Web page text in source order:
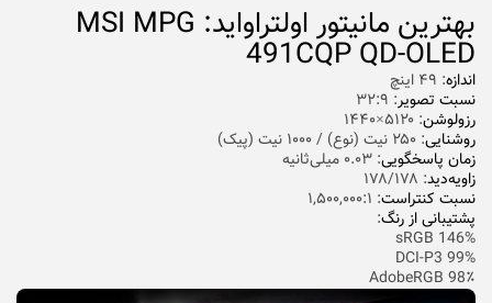
بهترین مانیتور اولتراواید: MSI MPG
491CQP QD-OLED
اندازه: ۴۹ اینچ
نسبت تصویر: ۳۲:۹
رزولوشن: ۵۱۲۰×۱۴۴۰
روشنایی: ۲۵۰ نیت (نوع) / ۱۰۰۰ نیت (پیک)
زمان پاسخگویی: ۰.۰۳ میلی‌ثانیه
زاویه‌دید: ۱۷۸/۱۷۸
نسبت کنتراست: ۱,۵۰۰,۰۰۰:۱
پشتیبانی از رنگ:
146% sRGB
99% DCI-P3
98٪ AdobeRGB